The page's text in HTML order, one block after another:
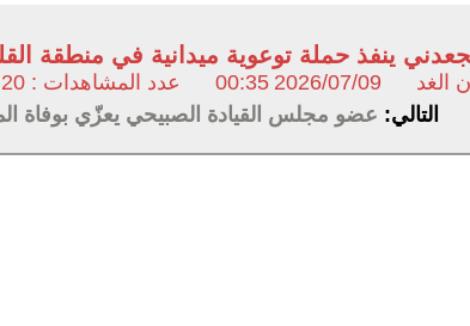
ينفذ حملة توعوية ميدانية في منطقة
الغد 2026/07/09
00:35 عدد المشاهدات : 20 مشاهده
التالي: عضو مجلس القيادة الصبيحي يعزّي بوفاة